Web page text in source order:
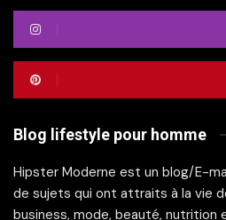
Blog lifestyle pour homme
Hipster Moderne est un blog/E-
de sujets qui ont attraits à la vie
business, mode, beauté, nutrition